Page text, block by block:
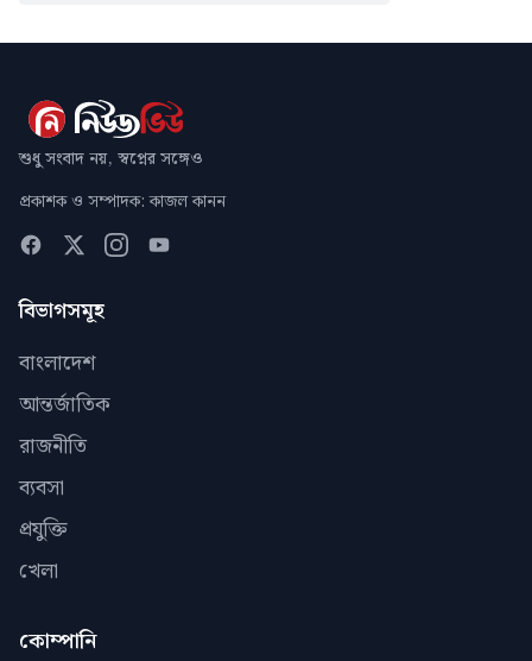
শুধু সংবাদ নয়, স্বপ্নের সঙ্গেও
প্রকাশক ও সম্পাদক: কাজল কানন
বিভাগসমূহ
বাংলাদেশ
আন্তর্জাতিক
রাজনীতি
ব্যবসা
প্রযুক্তি
খেলা
কোম্পানি